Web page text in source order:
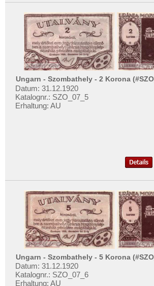
Ungarn - Szombathely - 2 Korona
Datum: 31.12.1920
Katalognr.: SZO_07_5
Erhaltung: AU
Ungarn - Szombathely - 5 Korona
Datum: 31.12.1920
Katalognr.: SZO_07_6
Erhaltung: AU